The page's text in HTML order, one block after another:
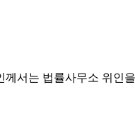
께서는 법률사무소 위인